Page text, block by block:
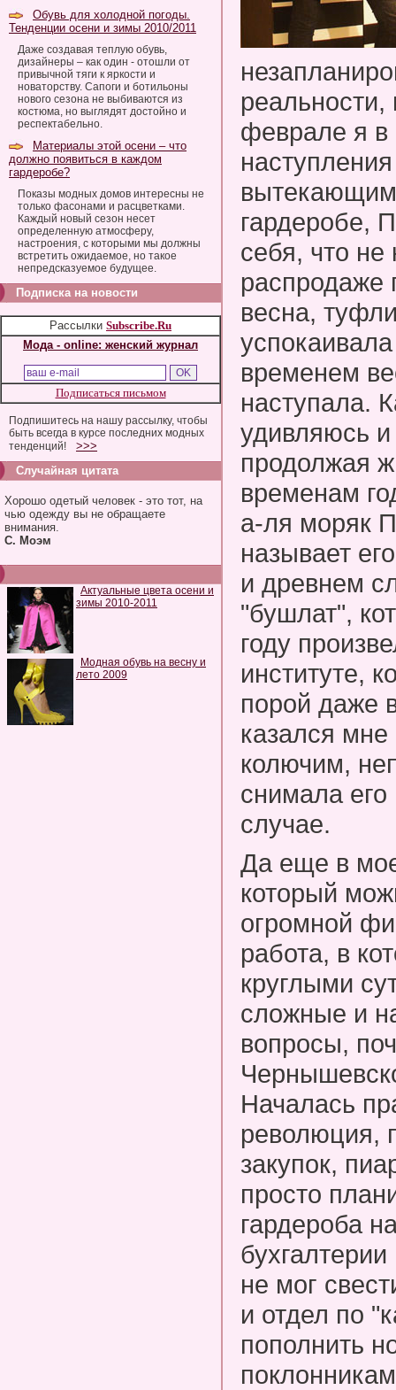
Обувь для холодной погоды.
Тенденции осени и зимы 2010/2011
Даже создавая теплую обувь,
дизайнеры – как один - отошли от
привычной тяги к яркости и
новаторству. Сапоги и ботильоны
нового сезона не выбиваются из
костюма, но выглядят достойно и
респектабельно.
Материалы этой осени – что
должно появиться в каждом
гардеробе?
Показы модных домов интересны не
только фасонами и расцветками.
Каждый новый сезон несет
определенную атмосферу,
настроения, с которыми мы должны
встретить ожидаемое, но такое
непредсказуемое будущее.
Подписка на новости
Рассылки Subscribe.Ru
Мода - online: женский журнал
Подписаться письмом
Подпишитесь на нашу рассылку, чтобы
быть всегда в курсе последних модных
тенденций!
>>>
Случайная цитата
Хорошо одетый человек - это тот, на
чью одежду вы не обращаете
внимания.
С. Моэм
Актуальные цвета осени и
зимы 2010-2011
Модная обувь на весну и
лето 2009
феврале я в
гардеробе,
себя, что не
весна,
временем
наступала.
удивляюсь
продолжая
временам
а-ля моряк
называет
и древнем
"бушлат",
году
институте,
порой даже
казался
колючим,
снимала
случае.
Да еще в
который
огромной
работа, в
круглыми
сложные и
вопросы,
Началась
революция,
закупок,
просто
гардероба
не мог
и отдел по
пополнить